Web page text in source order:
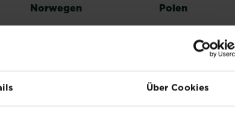
Über Cookies
Norwegen Polen